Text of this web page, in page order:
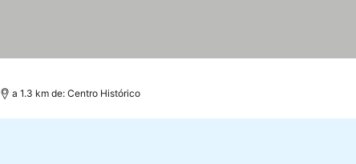
a 1.3 km de: Centro Histórico